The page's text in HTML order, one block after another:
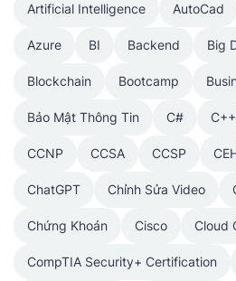
Artificial Intelligence AutoCad
Azure BI Backend Big
Blockchain Bootcamp
Bảo Mật Thông Tin C# C++
CCNP CCSA CCSP
ChatGPT Chỉnh Sửa Video
Chứng Khoán Cisco Cloud
CompTIA Security+ Certification